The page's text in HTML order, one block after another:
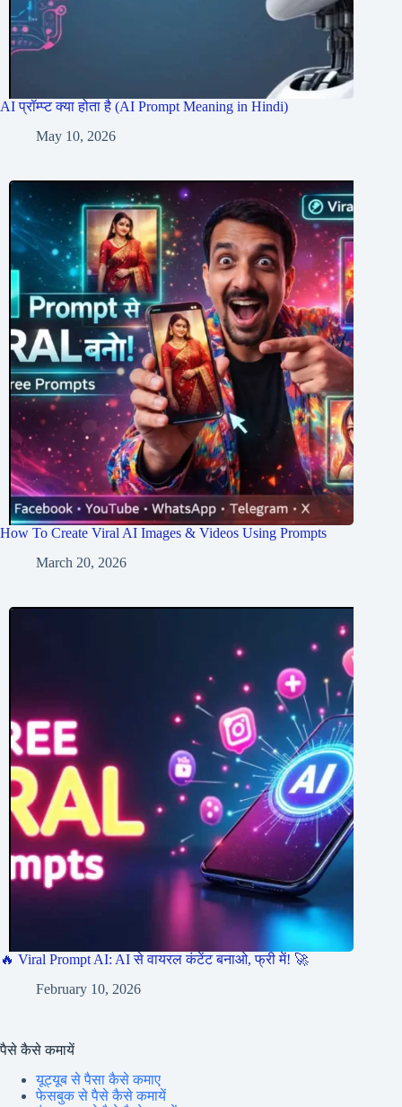
AI प्रॉम्प्ट क्या होता है (AI Prompt Meaning in Hindi)
May 10, 2026
How To Create Viral AI Images & Videos Using Prompts
March 20, 2026
🔥 Viral Prompt AI: AI से वायरल कंटेंट बनाओ, फ्री में! 🚀
February 10, 2026
पैसे कैसे कमायें
यूट्यूब से पैसा कैसे कमाए
फेसबुक से पैसे कैसे कमायें